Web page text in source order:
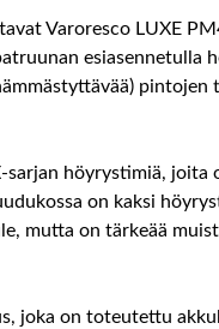
Varoresco LUXE
esiasennetulla
pintojen
höyrystimiä, joita
on kaksi
mutta on tärkeää
joka on toteutettu